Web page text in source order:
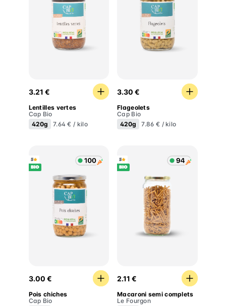
3.21 €
Lentilles vertes
Cap Bio
420g
7.64 € / kilo
3.30 €
Flageolets
Cap Bio
420g
7.86 € / kilo
5
BIO
3.00 €
Pois chiches
Cap Bio
5
BIO
Macaroni semi complets
2.11 €
Macaroni semi complets
Le Fourgon